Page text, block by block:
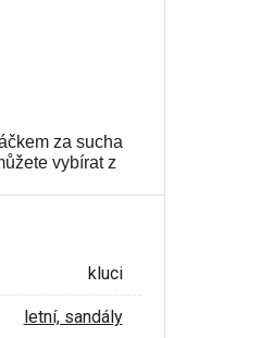
za sucha
vybírat z
kluci
letní, sandály